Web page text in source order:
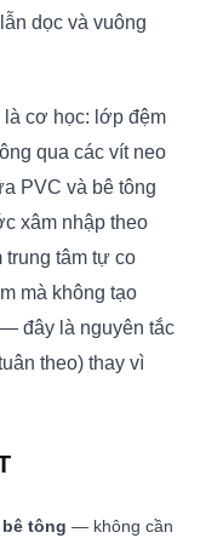
dọc và vuông
cơ học: lớp đệm
qua các vít neo
PVC và bê tông
xâm nhập theo
tâm tự co
mà không tạo
đây là nguyên tắc
theo) thay vì
tông — không cần